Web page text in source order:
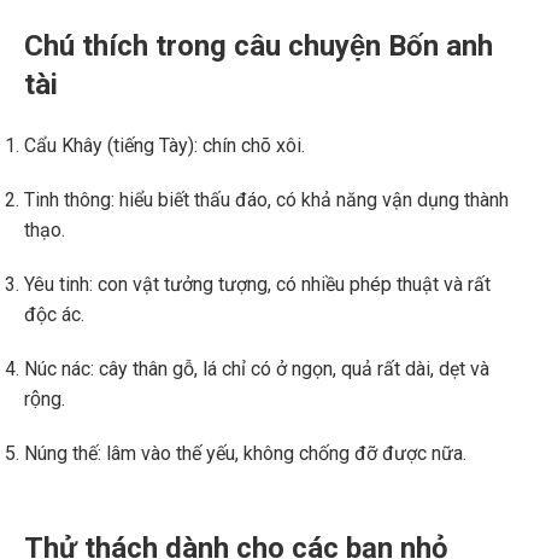
Chú thích trong câu chuyện Bốn anh
tài
Cẩu Khây (tiếng Tày): chín chõ xôi.
Tinh thông: hiểu biết thấu đáo, có khả năng vận dụng thành
thạo.
Yêu tinh: con vật tưởng tượng, có nhiều phép thuật và rất
độc ác.
Núc nác: cây thân gỗ, lá chỉ có ở ngọn, quả rất dài, dẹt và
rộng.
Núng thế: lâm vào thế yếu, không chống đỡ được nữa.
Thử thách dành cho các bạn nhỏ